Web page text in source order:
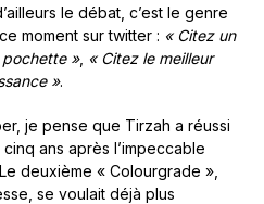
le débat, c’est le genre
moment sur twitter : « Citez un
», « Citez le meilleur
».
je pense que Tirzah a réussi
ans après l’impeccable
deuxième « Colourgrade »,
se voulait déjà plus